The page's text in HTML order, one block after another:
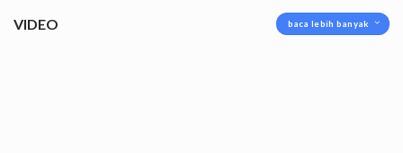
VIDEO baca lebih banyak